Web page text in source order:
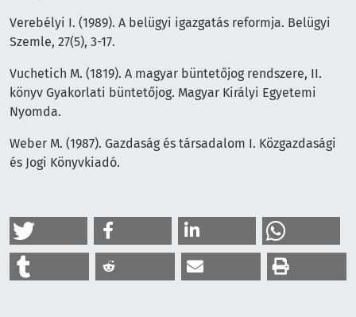
Verebélyi I. (1989). A belügyi igazgatás reformja. Belügyi
Szemle, 27(5), 3-17.
Vuchetich M. (1819). A magyar büntetőjog rendszere, II.
könyv Gyakorlati büntetőjog. Magyar Királyi Egyetemi
Nyomda.
Weber M. (1987). Gazdaság és társadalom I. Közgazdasági
és Jogi Könyvkiadó.